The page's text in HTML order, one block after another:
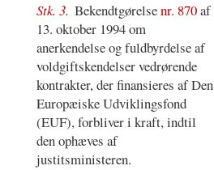
Stk. 3. Bekendtgørelsenr. 870af
13. oktober 1994 om
anerkendelse og fuldbyrdelse af
voldgiftskendelser vedrørende
kontrakter, der finansieres af Den
Europæiske Udviklingsfond
(EUF), forbliver i kraft, indtil
den ophæves af
justitsministeren.